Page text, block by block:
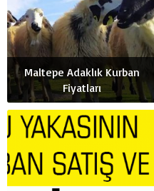
Maltepe Adaklık Kurban
Fiyatları